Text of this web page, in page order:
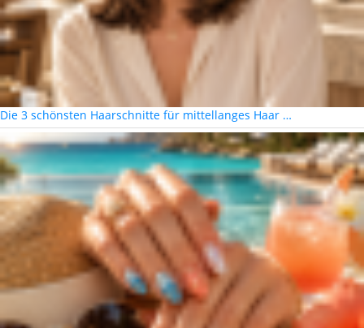
Die 3 schönsten Haarschnitte für mittellanges Haar …